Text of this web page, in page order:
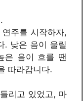
주를 시작하자,
. 낮은 음이 울릴
은 음이 흐를 땐
따라갑니다.
리고 있었고, 마